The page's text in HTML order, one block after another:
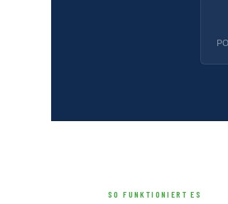
SO FUNKTIONIERT ES